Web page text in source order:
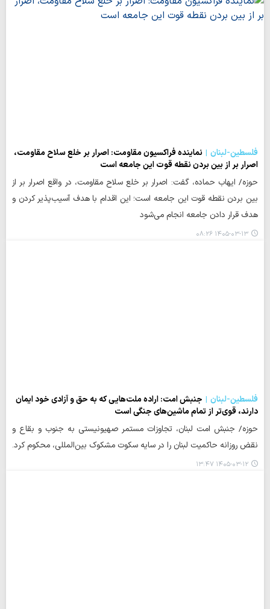
فلسطین-لبنان
نماینده فراکسیون مقاومت: اصرار بر خلع سلاح مقاومت،
اصرار بر از بین بردن نقطه قوت این جامعه است
حوزه/ ایهاب حماده، گفت: اصرار بر خلع سلاح مقاومت، در واقع اصرار بر از
بین بردن نقطه قوت این جامعه است؛ این اقدام با هدف آسیب‌پذیر کردن و
هدف قرار دادن جامعه انجام می‌شود
۱۴۰۵-۰۳-۱۳ ۰۸:۲۶
فلسطین-لبنان
جنبش امت: اراده ملت‌هایی که به حق و آزادی خود ایمان
دارند، قوی‌تر از تمام ماشین‌های جنگی است
حوزه/ جنبش امت لبنان، تجاوزات مستمر صهیونیستی به جنوب و بقاع و
نقض روزانه حاکمیت لبنان را در سایه سکوت مشکوک بین‌المللی، محکوم کرد.
۱۴۰۵-۰۳-۱۲ ۱۳:۴۷